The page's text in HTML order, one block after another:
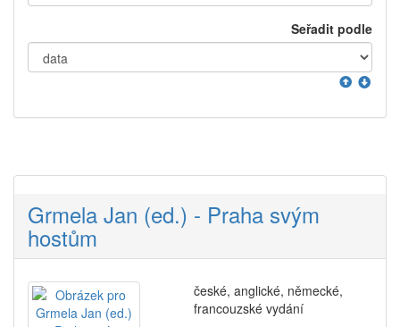
Seřadit podle
Grmela Jan (ed.) - Praha svým
hostům
české, anglické, německé,
francouzské vydání